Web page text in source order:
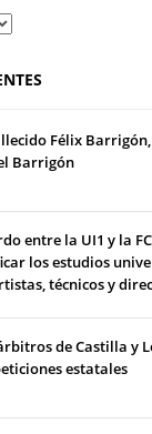
Félix
Barrigón
entre la UI1 y la
los estudios
técnicos y
de Castilla y
estatales